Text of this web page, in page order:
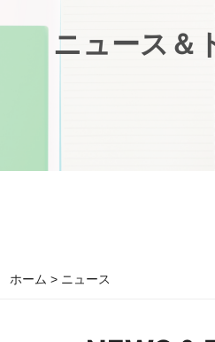
ニュース＆
ホーム > ニュース